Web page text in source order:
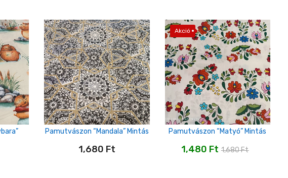
Pamutvászon “mandala” Mintás
1,680 Ft
Akció
Pamutvászon “matyó” Mintás
1,680Ft
1,480 Ft